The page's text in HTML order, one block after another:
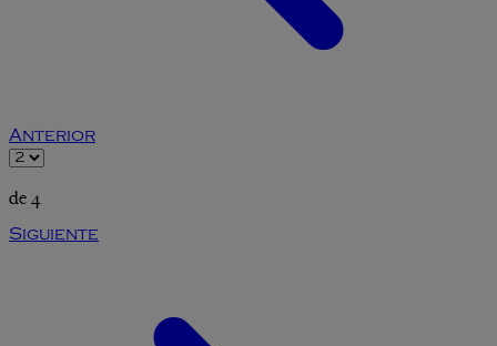
Anterior
de 4
Siguiente